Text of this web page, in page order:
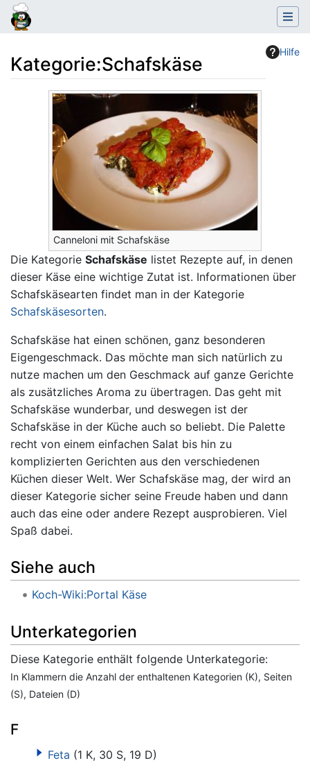
Hilfe
Kategorie:Schafskäse
Wechseln zu:Navigation,Suche
Canneloni mit Schafskäse
Die Kategorie Schafskäse listet Rezepte auf, in denen
dieser Käse eine wichtige Zutat ist. Informationen über
Schafskäsearten findet man in der Kategorie
Schafskäsesorten.
Schafskäse hat einen schönen, ganz besonderen
Eigengeschmack. Das möchte man sich natürlich zu
nutze machen um den Geschmack auf ganze Gerichte
als zusätzliches Aroma zu übertragen. Das geht mit
Schafskäse wunderbar, und deswegen ist der
Schafskäse in der Küche auch so beliebt. Die Palette
recht von einem einfachen Salat bis hin zu
komplizierten Gerichten aus den verschiedenen
Küchen dieser Welt. Wer Schafskäse mag, der wird an
dieser Kategorie sicher seine Freude haben und dann
auch das eine oder andere Rezept ausprobieren. Viel
Spaß dabei.
Siehe auch
Koch-Wiki:Portal Käse
Unterkategorien
Diese Kategorie enthält folgende Unterkategorie:
In Klammern die Anzahl der enthaltenen Kategorien (K), Seiten
(S), Dateien (D)
F
Feta (1 K, 30 S, 19 D)